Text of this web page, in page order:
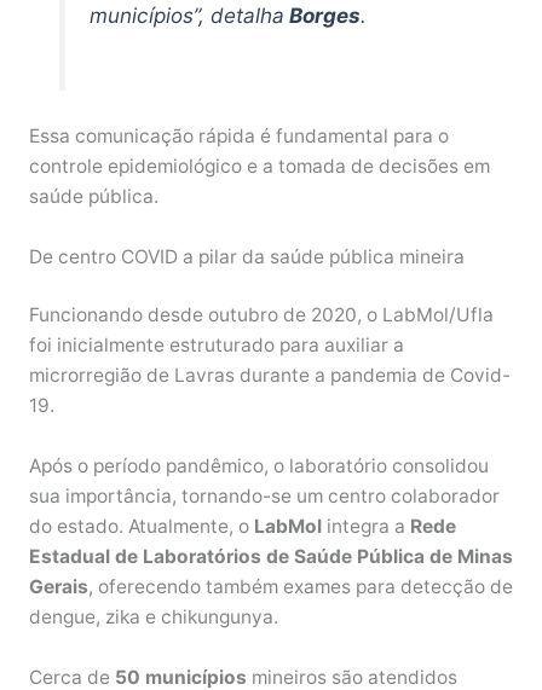
municípios”, detalha Borges.
Essa comunicação rápida é fundamental para o
controle epidemiológico e a tomada de decisões em
saúde pública.
De centro COVID a pilar da saúde pública mineira
Funcionando desde outubro de 2020, o LabMol/Ufla
foi inicialmente estruturado para auxiliar a
microrregião de Lavras durante a pandemia de Covid-
19.
Após o período pandêmico, o laboratório consolidou
sua importância, tornando-se um centro colaborador
do estado. Atualmente, oLabMolintegra a Rede
Estadual de Laboratórios de Saúde Pública de Minas
Gerais, oferecendo também exames para detecção de
dengue, zika e chikungunya.
Cerca de 50 municípios mineiros são atendidos